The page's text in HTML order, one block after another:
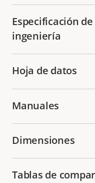
Especificación
ingeniería
Hoja de datos
Manuales
Dimensiones
Tablas de